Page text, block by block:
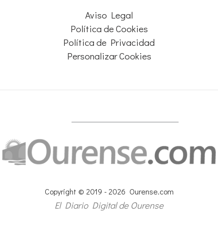
Aviso Legal
Política de Cookies
Política de Privacidad
Personalizar Cookies
Copyright © 2019 - 2026 Ourense.com
El Diario Digital de Ourense